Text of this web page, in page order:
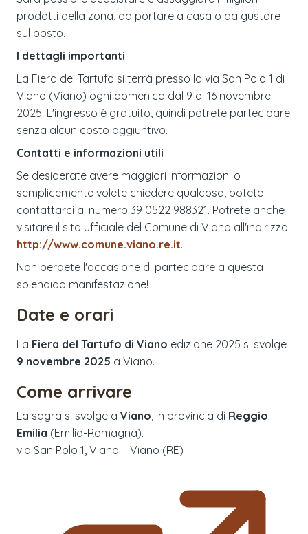
prodotti della zona, da portare a casa o da gustare
sul posto.
I dettagli importanti
La Fiera del Tartufo si terrà presso la via San Polo 1 di
Viano (Viano) ogni domenica dal 9 al 16 novembre
2025. L'ingresso è gratuito, quindi potrete partecipare
senza alcun costo aggiuntivo.
Contatti e informazioni utili
Se desiderate avere maggiori informazioni o
semplicemente volete chiedere qualcosa, potete
contattarci al numero 39 0522 988321. Potrete anche
visitare il sito ufficiale del Comune di Viano all'indirizzo
http://www.comune.viano.re.it.
Non perdete l'occasione di partecipare a questa
splendida manifestazione!
Date e orari
La Fiera del Tartufo di Viano edizione 2025 si svolge
9 novembre 2025 a Viano.
Come arrivare
La sagra si svolge a Viano , in provincia di Reggio
Emilia (Emilia-Romagna).
via San Polo 1, Viano – Viano (RE)